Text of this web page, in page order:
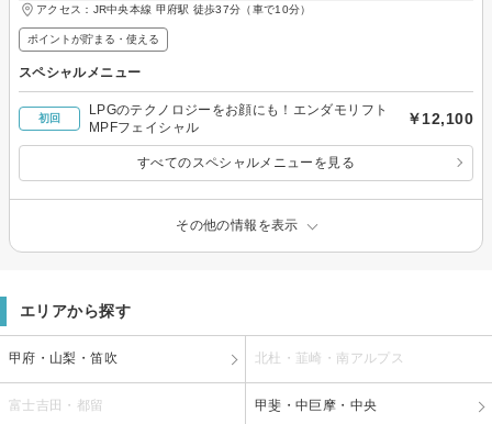
アクセス：JR中央本線 甲府駅 徒歩37分（車で10分）
ポイントが貯まる・使える
スペシャルメニュー
初回
LPGのテクノロジーをお顔にも！エンダモリフト
MPFフェイシャル
￥12,100
すべてのスペシャルメニューを見る
その他の情報を表示
エリアから探す
甲府・山梨・笛吹 北杜・韮崎・南アルプス
富士吉田・都留 甲斐・中巨摩・中央